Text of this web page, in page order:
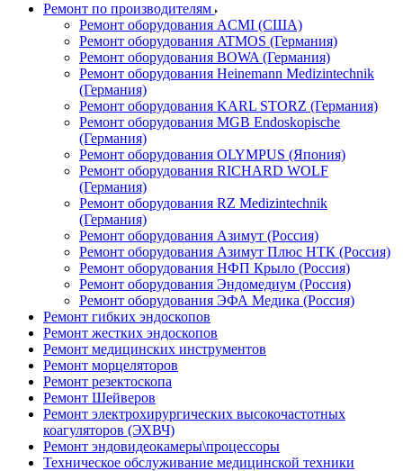
Ремонт по производителям
Ремонт оборудования ACMI (США)
Ремонт оборудования ATMOS (Германия)
Ремонт оборудования BOWA (Германия)
Ремонт оборудования Heinemann Medizintechnik
(Германия)
Ремонт оборудования KARL STORZ (Германия)
Ремонт оборудования MGB Endoskopische
(Германия)
Ремонт оборудования OLYMPUS (Япония)
Ремонт оборудования RICHARD WOLF
(Германия)
Ремонт оборудования RZ Medizintechnik
(Германия)
Ремонт оборудования Азимут (Россия)
Ремонт оборудования Азимут Плюс НТК (Россия)
Ремонт оборудования НФП Крыло (Россия)
Ремонт оборудования Эндомедиум (Россия)
Ремонт оборудования ЭФА Медика (Россия)
Ремонт гибких эндоскопов
Ремонт жестких эндоскопов
Ремонт медицинских инструментов
Ремонт морцеляторов
Ремонт резектоскопа
Ремонт Шейверов
Ремонт электрохирургических высокочастотных
коагуляторов (ЭХВЧ)
Ремонт эндовидеокамеры\процессоры
Техническое обслуживание медицинской техники